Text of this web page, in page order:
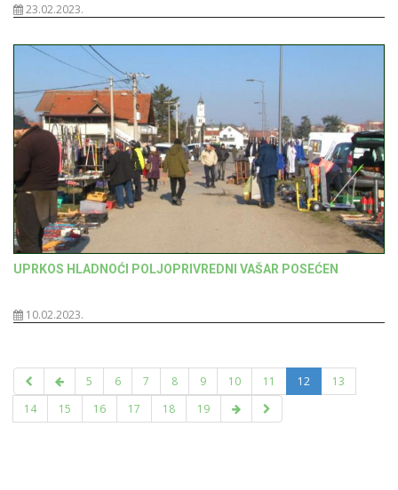
23.02.2023.
UPRKOS HLADNOĆI POLJOPRIVREDNI VAŠAR POSEĆEN
10.02.2023.
5 6 7 8 9 10 11 12
13
14
15 16 17 18 19